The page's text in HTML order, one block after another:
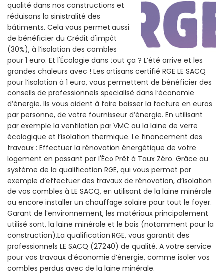
qualité dans nos constructions et
réduisons la sinistralité des
bâtiments. Cela vous permet aussi
de bénéficier du Crédit d'impôt
(30%), à l’isolation des combles
pour 1 euro. Et l'Écologie dans tout ça ? L’été arrive et les
grandes chaleurs avec ! Les artisans certifié RGE LE SACQ
pour l’isolation à 1 euro, vous permettent de bénéficier des
conseils de professionnels spécialisé dans l’économie
d’énergie. Ils vous aident à faire baisser la facture en euros
par personne, de votre fournisseur d’énergie. En utilisant
par exemple la ventilation par VMC ou la laine de verre
écologique et l’isolation thermique. Le financement des
travaux : Effectuer la rénovation énergétique de votre
logement en passant par l'Éco Prêt à Taux Zéro. Grâce au
système de la qualification RGE, qui vous permet par
exemple d’effectuer des travaux de rénovation, d’isolation
de vos combles à LE SACQ, en utilisant de la laine minérale
ou encore installer un chauffage solaire pour tout le foyer.
Garant de l’environnement, les matériaux principalement
utilisé sont, la laine minérale et le bois (notamment pour la
construction).La qualification RGE, vous garantit des
professionnels LE SACQ (27240) de qualité. A votre service
pour vos travaux d’économie d’énergie, comme isoler vos
combles perdus avec de la laine minérale.